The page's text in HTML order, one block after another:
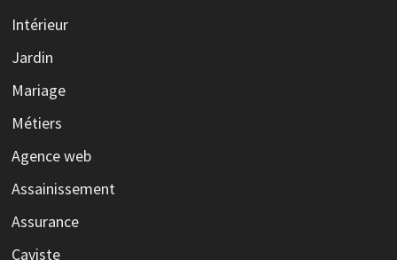
Intérieur
Jardin
Mariage
Métiers
Agence web
Assainissement
Assurance
Caviste